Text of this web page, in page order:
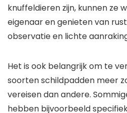
knuffeldieren zijn, kunnen ze
eigenaar en genieten van
observatie en lichte
Het is ook belangrijk om te
soorten schildpadden meer
vereisen dan andere.
hebben bijvoorbeeld